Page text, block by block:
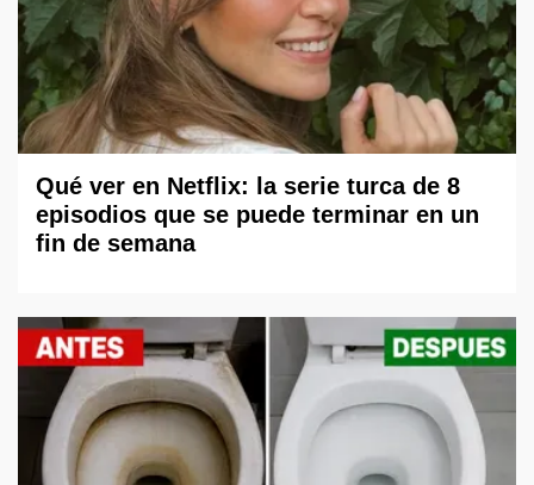
Qué ver en Netflix: la serie turca de 8
episodios que se puede terminar en un
fin de semana